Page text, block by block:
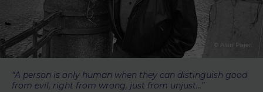
© Alan Pajer
“A person is only human when they can distinguish good
from evil, right from wrong, just from unjust…”